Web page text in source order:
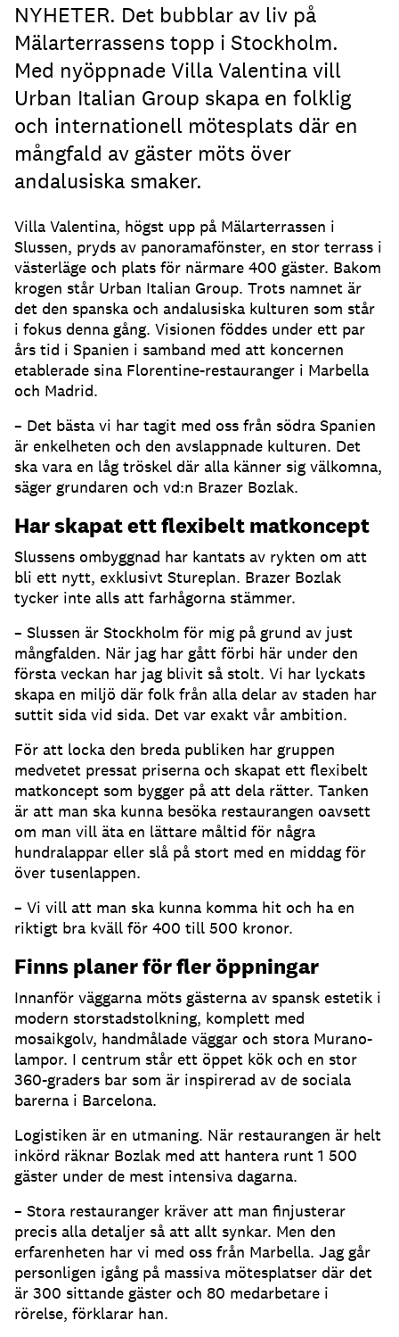
NYHETER. Det bubblar av liv på
Mälarterrassens topp i Stockholm.
Med nyöppnade Villa Valentina vill
Urban Italian Group skapa en folklig
och internationell mötesplats där en
mångfald av gäster möts över
andalusiska smaker.
Villa Valentina, högst upp på Mälarterrassen i
Slussen, pryds av panoramafönster, en stor terrass i
västerläge och plats för närmare 400 gäster. Bakom
krogen står Urban Italian Group. Trots namnet är
det den spanska och andalusiska kulturen som står
i fokus denna gång. Visionen föddes under ett par
års tid i Spanien i samband med att koncernen
etablerade sina Florentine-restauranger i Marbella
och Madrid.
– Det bästa vi har tagit med oss från södra Spanien
är enkelheten och den avslappnade kulturen. Det
ska vara en låg tröskel där alla känner sig välkomna,
säger grundaren och vd:n Brazer Bozlak.
Har skapat ett flexibelt matkoncept
Slussens ombyggnad har kantats av rykten om att
bli ett nytt, exklusivt Stureplan. Brazer Bozlak
tycker inte alls att farhågorna stämmer.
– Slussen är Stockholm för mig på grund av just
mångfalden. När jag har gått förbi här under den
första veckan har jag blivit så stolt. Vi har lyckats
skapa en miljö där folk från alla delar av staden har
suttit sida vid sida. Det var exakt vår ambition.
För att locka den breda publiken har gruppen
medvetet pressat priserna och skapat ett flexibelt
matkoncept som bygger på att dela rätter. Tanken
är att man ska kunna besöka restaurangen oavsett
om man vill äta en lättare måltid för några
hundralappar eller slå på stort med en middag för
över tusenlappen.
– Vi vill att man ska kunna komma hit och ha en
riktigt bra kväll för 400 till 500 kronor.
Finns planer för fler öppningar
Innanför väggarna möts gästerna av spansk estetik i
modern storstadstolkning, komplett med
mosaikgolv, handmålade väggar och stora Murano-
lampor. I centrum står ett öppet kök och en stor
360-graders bar som är inspirerad av de sociala
barerna i Barcelona.
Logistiken är en utmaning. När restaurangen är helt
inkörd räknar Bozlak med att hantera runt 1 500
gäster under de mest intensiva dagarna.
– Stora restauranger kräver att man finjusterar
precis alla detaljer så att allt synkar. Men den
erfarenheten har vi med oss från Marbella. Jag går
personligen igång på massiva mötesplatser där det
är 300 sittande gäster och 80 medarbetare i
rörelse, förklarar han.